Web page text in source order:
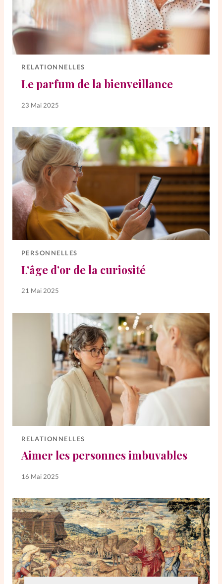
Nous contacter
RELATIONNELLES
Le parfum de la bienveillance
23 Mai 2025
PERSONNELLES
L’âge d’or de la curiosité
21 Mai 2025
RELATIONNELLES
Aimer les personnes imbuvables
16 Mai 2025